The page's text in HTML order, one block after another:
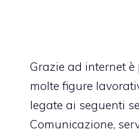
Grazie ad internet
molte figure
legate ai seguenti
Comunicazione,